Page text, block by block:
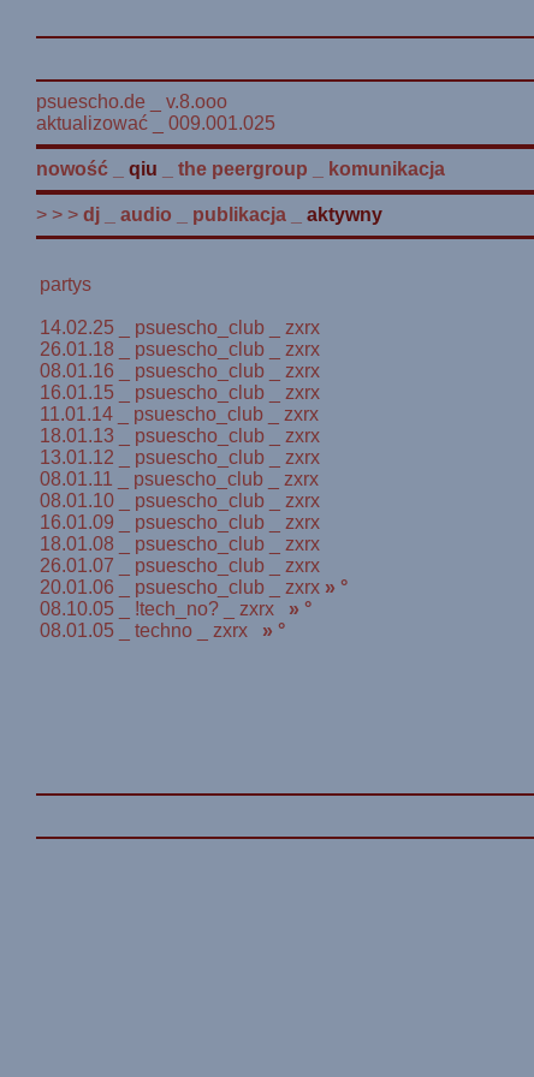
psuescho.de _ v.8.ooo
aktualizować _ 009.001.025
nowość qiu the peergroup komunikacja
> > > dj audio publikacja aktywny
partys
14.02.25 _ psuescho_club _ zxrx
26.01.18 _ psuescho_club _ zxrx
08.01.16 _ psuescho_club _ zxrx
16.01.15 _ psuescho_club _ zxrx
11.01.14 _ psuescho_club _ zxrx
18.01.13 _ psuescho_club _ zxrx
13.01.12 _ psuescho_club _ zxrx
08.01.11 _ psuescho_club _ zxrx
08.01.10 _ psuescho_club _ zxrx
16.01.09 _ psuescho_club _ zxrx
18.01.08 _ psuescho_club _ zxrx
26.01.07 _ psuescho_club _ zxrx
20.01.06 _ psuescho_club _ zxrx » °
08.10.05 _ !tech_no? _ zxrx » °
08.01.05 _ techno _ zxrx » °